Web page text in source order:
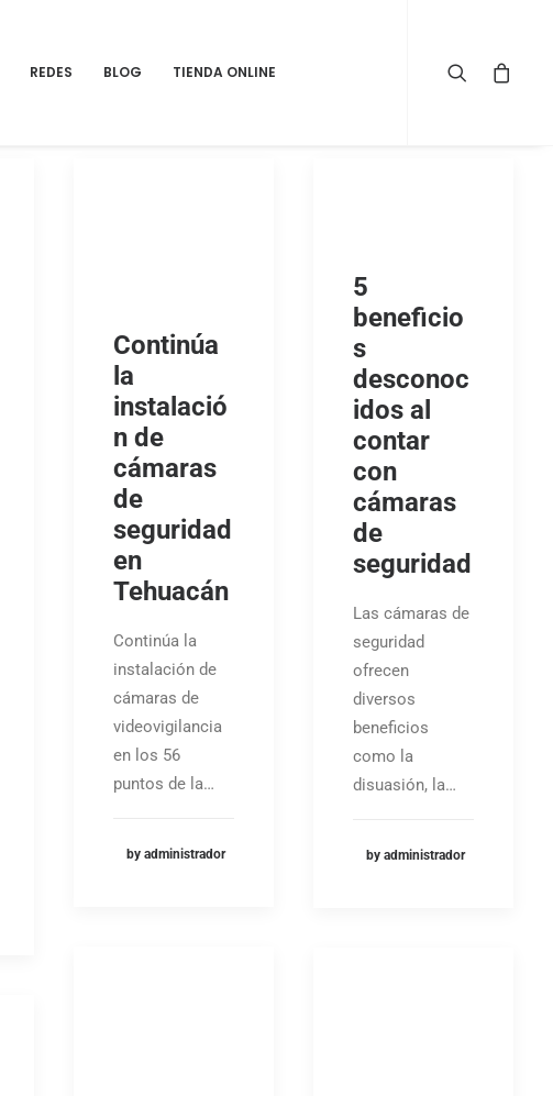
REDES BLOG TIENDA ONLINE
Continúa
la
instalació
n de
cámaras
de
seguridad
en
Tehuacán
Continúa la
instalación de
cámaras de
videovigilancia
en los 56
puntos de la…
by administrador
5
beneficio
s
desconoc
idos al
contar
con
cámaras
de
seguridad
Las cámaras de
seguridad
ofrecen
diversos
beneficios
como la
disuasión, la…
by administrador